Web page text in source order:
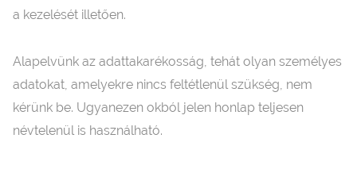
a kezelését illetően.
Alapelvünk az adattakarékosság, tehát olyan személyes
adatokat, amelyekre nincs feltétlenül szükség, nem
kérünk be. Ugyanezen okból jelen honlap teljesen
névtelenül is használható.